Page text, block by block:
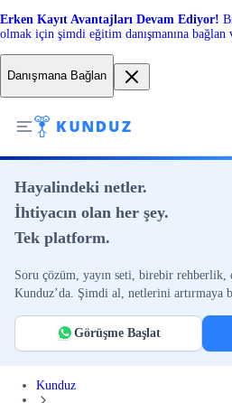
Erken Kayıt Avantajları Devam Ediyor!
olmak için şimdi eğitim danışmanına
Danışmana Bağlan
Hayalindeki netler.
İhtiyacın olan her şey.
Tek platform.
Soru çözüm, yayın seti, birebir rehberlik,
Kunduz’da. Şimdi al, netlerini artırmaya
Görüşme Başlat
Kunduz